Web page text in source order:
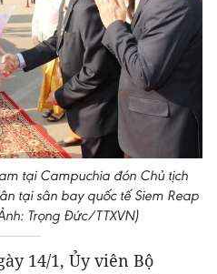
tại Campuchia đón Chủ tịch
tại sân bay quốc tế Siem Reap
Trọng Đức/TTXVN)
14/1, Ủy viên Bộ